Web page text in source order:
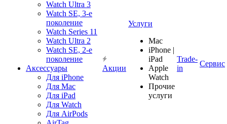
Watch Ultra 3
Watch SE, 3-е
поколение
Watch Series 11
Watch Ultra 2
Watch SE, 2-е
поколение
Аксессуары
Для iPhone
Для Mac
Для iPad
Для Watch
Для AirPods
Акции
Услуги
Mac
iPhone |
iPad
Apple
Watch
Прочие
услуги
Trade-
in
Сервис